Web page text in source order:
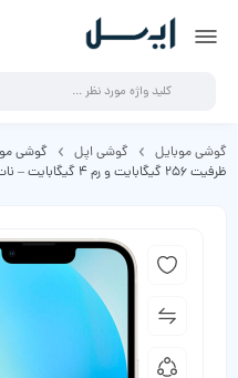
گوشی موبایل گوشی اپل
ظرفیت 256 گیگابایت و رم 4 گیگابایت – نات اکتیو